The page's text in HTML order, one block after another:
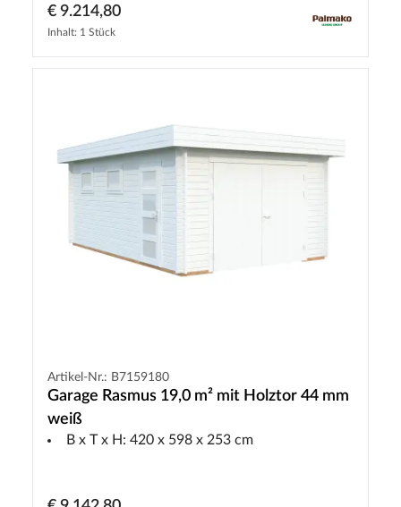
€ 9.214,80
Inhalt: 1 Stück
Artikel-Nr.: B7159180
Garage Rasmus 19,0 m² mit Holztor 44 mm
weiß
B x T x H: 420 x 598 x 253 cm